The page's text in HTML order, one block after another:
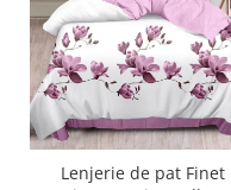
Lenjerie de pat Finet